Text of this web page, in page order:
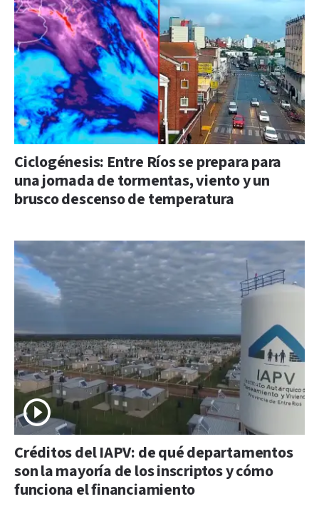
Ciclogénesis: Entre Ríos se prepara para
una jornada de tormentas, viento y un
brusco descenso de temperatura
Créditos del IAPV: de qué departamentos
son la mayoría de los inscriptos y cómo
funciona el financiamiento